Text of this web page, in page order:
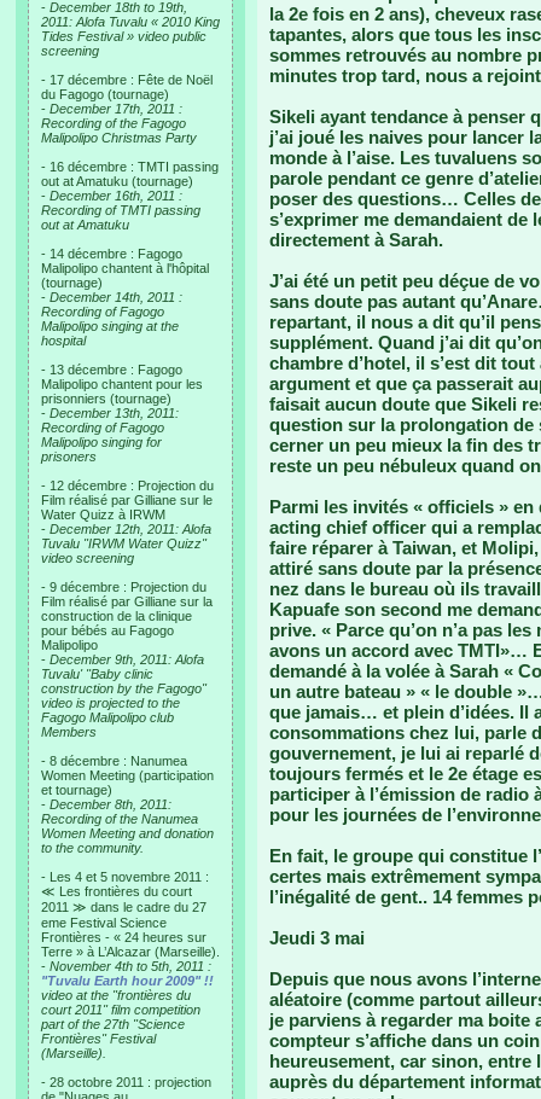
- December 18th to 19th,
2011: Alofa Tuvalu « 2010 King
Tides Festival » video public
screening
- 17 décembre : Fête de Noël
du Fagogo (tournage)
- December 17th, 2011 :
Recording of the Fagogo
Malipolipo Christmas Party
- 16 décembre : TMTI passing
out at Amatuku (tournage)
- December 16th, 2011 :
Recording of TMTI passing
out at Amatuku
- 14 décembre : Fagogo
Malipolipo chantent à l'hôpital
(tournage)
- December 14th, 2011 :
Recording of Fagogo
Malipolipo singing at the
hospital
- 13 décembre : Fagogo
Malipolipo chantent pour les
prisonniers (tournage)
- December 13th, 2011:
Recording of Fagogo
Malipolipo singing for
prisoners
- 12 décembre : Projection du
Film réalisé par Gilliane sur le
Water Quizz à IRWM
- December 12th, 2011: Alofa
Tuvalu "IRWM Water Quizz"
video screening
- 9 décembre : Projection du
Film réalisé par Gilliane sur la
construction de la clinique
pour bébés au Fagogo
Malipolipo
- December 9th, 2011: Alofa
Tuvalu' "Baby clinic
construction by the Fagogo"
video is projected to the
Fagogo Malipolipo club
Members
- 8 décembre : Nanumea
Women Meeting (participation
et tournage)
- December 8th, 2011:
Recording of the Nanumea
Women Meeting and donation
to the community.
- Les 4 et 5 novembre 2011 :
≪ Les frontières du court
2011 ≫ dans le cadre du 27
eme Festival Science
Frontières - « 24 heures sur
Terre » à L’Alcazar (Marseille).
- November 4th to 5th, 2011 :
"Tuvalu Earth hour 2009" !!
video at the "frontières du
court 2011" film competition
part of the 27th "Science
Frontières" Festival
(Marseille).
- 28 octobre 2011 : projection
la 2e fois en 2 ans), cheveux
tapantes, alors que tous les
sommes retrouvés au nombre
minutes trop tard, nous a
Sikeli ayant tendance à penser
j’ai joué les naives pour lancer
monde à l’aise. Les tuvaluens
parole pendant ce genre
poser des questions… Celles
s’exprimer me demandaient de
directement à Sarah.
J’ai été un petit peu déçue de
sans doute pas autant
repartant, il nous a dit qu’il
supplément. Quand j’ai dit
chambre d’hotel, il s’est dit
argument et que ça passerait
faisait aucun doute que Sikeli
question sur la prolongation de
cerner un peu mieux la fin des
reste un peu nébuleux quand
Parmi les invités « officiels »
acting chief officer qui a
faire réparer à Taiwan, et
attiré sans doute par la
nez dans le bureau où ils
Kapuafe son second me
prive. « Parce qu’on n’a pas
avons un accord avec TMTI»…
demandé à la volée à Sarah «
un autre bateau » « le double
que jamais… et plein d’idées. Il
consommations chez lui, parle
gouvernement, je lui ai reparlé
toujours fermés et le 2e étage
participer à l’émission de
pour les journées de
En fait, le groupe qui constitue
certes mais extrêmement
l’inégalité de gent.. 14 femmes
Jeudi 3 mai
Depuis que nous avons
aléatoire (comme partout
je parviens à regarder ma boite
compteur s’affiche dans un
heureusement, car sinon, entre
auprès du département